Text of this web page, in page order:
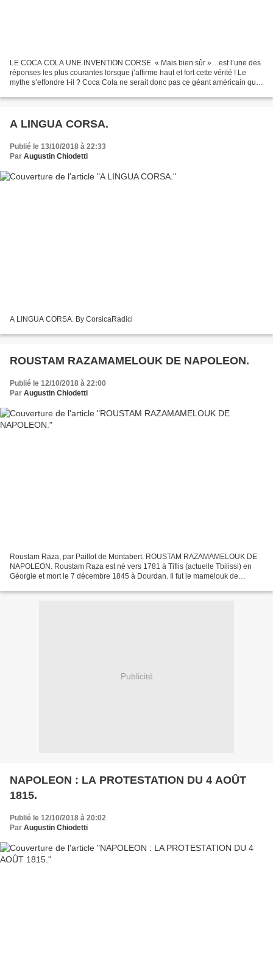
LE COCA COLA UNE INVENTION CORSE. « Mais bien sûr »…est l’une des
réponses les plus courantes lorsque j’affirme haut et fort cette vérité ! Le
mythe s’effondre t-il ? Coca Cola ne serait donc pas ce géant américain qui
A LINGUA CORSA.
Publié le 13/10/2018 à 22:33
Par Augustin Chiodetti
A LINGUA CORSA. By CorsicaRadici
ROUSTAM RAZAMAMELOUK DE NAPOLEON.
Publié le 12/10/2018 à 22:00
Par Augustin Chiodetti
Roustam Raza, par Paillot de Montabert. ROUSTAM RAZAMAMELOUK DE
NAPOLEON. Roustam Raza est né vers 1781 à Tiflis (actuelle Tbilissi) en
Géorgie et mort le 7 décembre 1845 à Dourdan. Il fut le mamelouk de
Publicité
NAPOLEON : LA PROTESTATION DU 4 AOÛT
1815.
Publié le 12/10/2018 à 20:02
Par Augustin Chiodetti